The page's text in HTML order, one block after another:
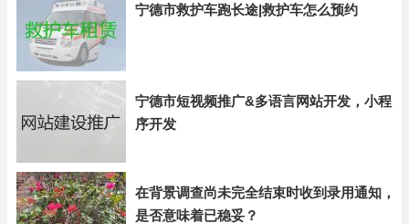
宁德市救护车跑长途|救护车怎么预约
宁德市短视频推广&多语言网站开发，小程
序开发
在背景调查尚未完全结束时收到录用通知，
是否意味着已稳妥？